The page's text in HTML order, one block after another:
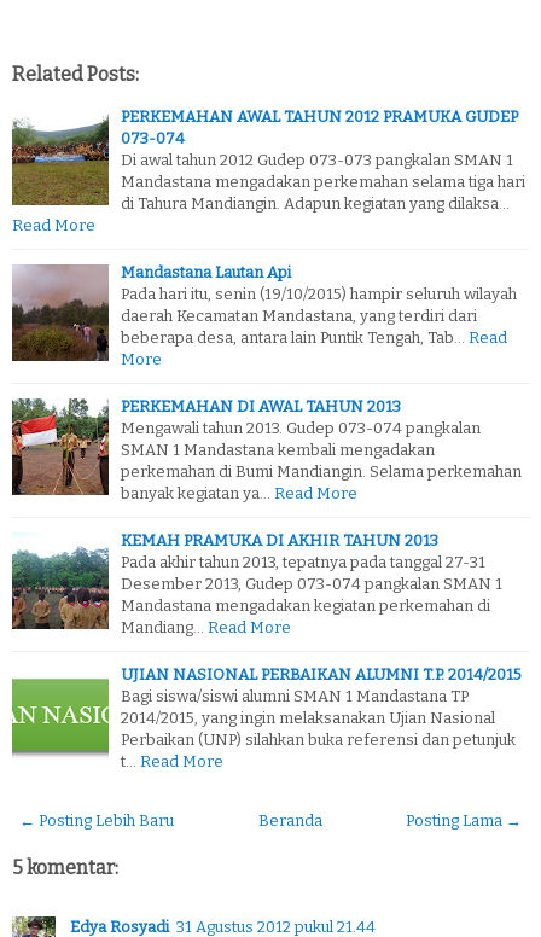
Related Posts:
PERKEMAHAN AWAL TAHUN 2012 PRAMUKA GUDEP
073-074
Di awal tahun 2012 Gudep 073-073 pangkalan SMAN 1
Mandastana mengadakan perkemahan selama tiga hari
di Tahura Mandiangin. Adapun kegiatan yang dilaksa…
Read More
Mandastana Lautan Api
Pada hari itu, senin (19/10/2015) hampir seluruh wilayah
daerah Kecamatan Mandastana, yang terdiri dari
beberapa desa, antara lain Puntik Tengah, Tab… Read
More
PERKEMAHAN DI AWAL TAHUN 2013
Mengawali tahun 2013. Gudep 073-074 pangkalan
SMAN 1 Mandastana kembali mengadakan
perkemahan di Bumi Mandiangin. Selama perkemahan
banyak kegiatan ya… Read More
KEMAH PRAMUKA DI AKHIR TAHUN 2013
Pada akhir tahun 2013, tepatnya pada tanggal 27-31
Desember 2013, Gudep 073-074 pangkalan SMAN 1
Mandastana mengadakan kegiatan perkemahan di
Mandiang… Read More
UJIAN NASIONAL PERBAIKAN ALUMNI T.P. 2014/2015
Bagi siswa/siswi alumni SMAN 1 Mandastana TP
2014/2015, yang ingin melaksanakan Ujian Nasional
Perbaikan (UNP) silahkan buka referensi dan petunjuk
t… Read More
← Posting Lebih Baru Posting Lama →
Beranda
5 komentar:
Edya Rosyadi 31 Agustus 2012 pukul 21.44